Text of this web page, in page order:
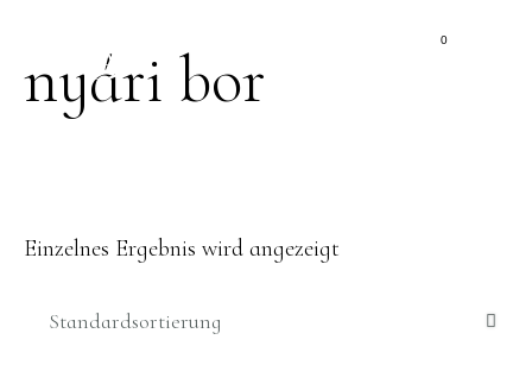
0
nyári bor
Einzelnes Ergebnis wird angezeigt